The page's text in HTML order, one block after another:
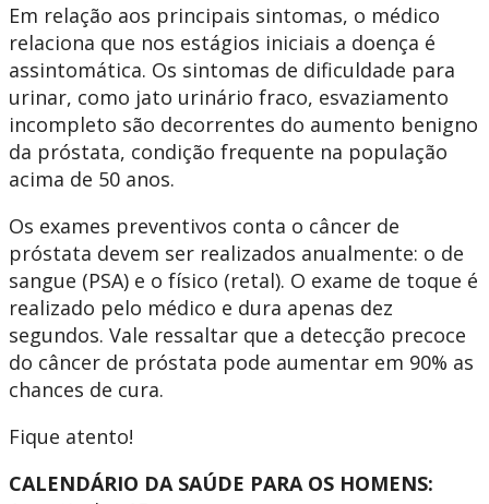
Em relação aos principais sintomas, o médico
relaciona que nos estágios iniciais a doença é
assintomática. Os sintomas de dificuldade para
urinar, como jato urinário fraco, esvaziamento
incompleto são decorrentes do aumento benigno
da próstata, condição frequente na população
acima de 50 anos.
Os exames preventivos conta o câncer de
próstata devem ser realizados anualmente: o de
sangue (PSA) e o físico (retal). O exame de toque é
realizado pelo médico e dura apenas dez
segundos. Vale ressaltar que a detecção precoce
do câncer de próstata pode aumentar em 90% as
chances de cura.
Fique atento!
CALENDÁRIO DA SAÚDE PARA OS HOMENS: